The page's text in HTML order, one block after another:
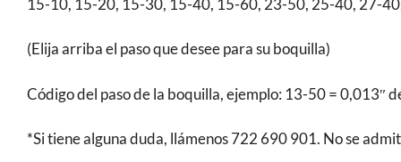
15-10, 15-20, 15-30, 15-40, 15-60, 23-50, 25-40, 27-
(Elija arriba el paso que desee para su boquilla)
Código del paso de la boquilla, ejemplo: 13-50 = 0,013″
*Si tiene alguna duda, llámenos 722 690 901. No se